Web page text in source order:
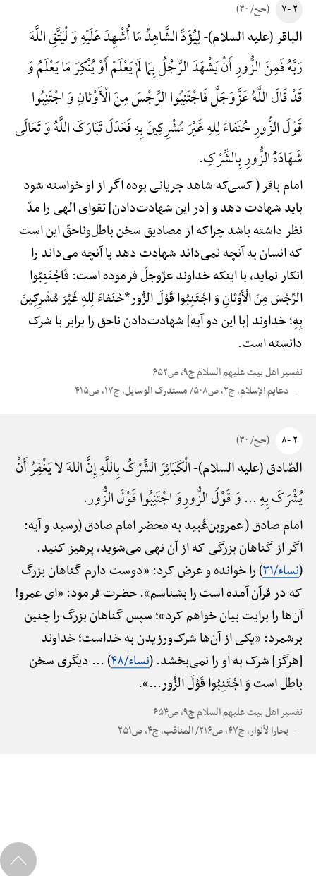
۲ -۷ (حج/ ۳۰)
الباقر (علیه السلام)-لِیُؤَدِّ الشَّاهِدُ مَا أُشْهِدَ عَلَیْهِ وَ لْیَتَّقِ اللَّهَ
رَبَّهُ فَمِنَ الزُّورِ أَنْ یَشْهَدَ الرَّجُلُ بِمَا لَمْ یَعْلَمْ أَوْ یُنْکِرَ مَا یَعْلَمُ وَ
قَدْ قَالَ اللَّهُ عَزَّ‌وَ‌جَلَّ فَاجْتَنِبُوا الرِّجْسَ مِنَ الْأَوْثانِ وَ اجْتَنِبُوا
قَوْلَ الزُّورِ حُنَفاءَ لِلهِ غَیْرَ مُشْرِکِینَ بِهِ فَعَدَلَ تَبَارَکَ اللَّهُ وَ تَعَالَی
شَهَادَهًَْ الزُّورِ بِالشِّرْکِ.
امام باقر ( کسی‌که شاهد جریانی بوده اگر از او خواسته شود
باید شهادت دهد و [در این شهادت‌دادن] تقوای الهی را مدّ
نظر داشته باشد چراکه از مصادیق سخن باطل‌وناحقّ این است
که انسان به آنچه نمی‌داند شهادت دهد یا آنچه می‌داند را
انکار نماید، با اینکه خداوند عزّوجلّ فرموده است: فَاجْتَنِبُوا
الرِّجْسَ مِنَ الْأَوْثانِ وَ اجْتَنِبُوا قَوْلَ الزُّور*حُنَفاءَ لِلهِ غَیْرَ مُشْرِکِینَ
بِهِ؛ خداوند [با این دو آیه] شهادت‌دادن ناحق را برابر با شرک
دانسته است.
تفسیر اهل بیت علیهم السلام ج۹، ص۶۵۲
دعایم الإسلام، ج۲، ص۵۰۸/ مستدرک الوسایل، ج۱۷، ص۴۱۵
۲ -۸ (حج/ ۳۰)
الصّادق (علیه السلام)-الْکَبَائِرَ الشِّرْکُ بِاللَّهِ إِنَّ اللهَ لا یَغْفِرُ أَنْ
یُشْرَکَ بِهِ ... وَ قَوْلُ الزُّورِوَ اجْتَنِبُوا قَوْلَ الزُّور.
امام صادق ( عمروبن‌عُبید به محضر امام صادق (رسید و آیه:
اگر از گناهان بزرگی که از آن نهی می‌شوید، پرهیز کنید.
(نساء/۳۱ ) را خوانده و عرض کرد: «دوست دارم گناهان بزرگ
که در قرآن آمده است را بشناسم». حضرت فرمود: «ای عمرو!
آن‌ها را برایت بیان خواهم کرد»؛ سپس گناهان بزرگ را چنین
برشمرد: «یکی از آن‌ها شرک‌ورزیدن به خداست؛ خداوند
[هرگز] شرک به او را نمی‌بخشد. (نساء/۴۸
) ... دیگری سخن
باطل است وَ اجْتَنِبُوا قَوْلَ الزُّور...».
تفسیر اهل بیت علیهم السلام ج۹، ص۶۵۴
بحارا لأنوار، ج۴۷، ص۲۱۶/ المناقب، ج۴، ص۲۵۱